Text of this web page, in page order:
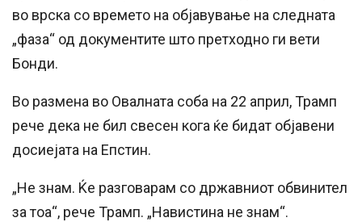
во врска со времето на објавување на следната
„фаза“ од документите што претходно ги вети
Бонди.
Во размена во Овалната соба на 22 април, Трамп
рече дека не бил свесен кога ќе бидат објавени
досиејата на Епстин.
„Не знам. Ќе разговарам со државниот обвинител
за тоа“, рече Трамп. „Навистина не знам“.